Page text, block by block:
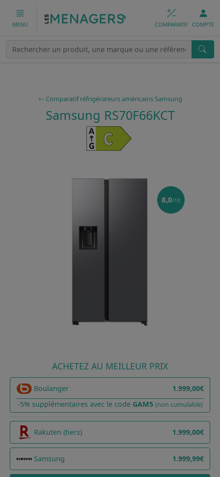
MENU COMPARATIF COMPTE
Comparatif réfrigérateurs américains Samsung
Samsung RS70F66KCT
8,0/10
ACHETEZ AU MEILLEUR PRIX
Boulanger
1.999,00€
-5% supplémentaires avec le code GAM5 (non cumulable)
Rakuten (tiers) 1.999,00€
Samsung 1.999,99€